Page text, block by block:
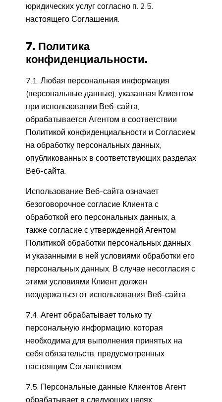
юридических услуг согласно п. 2.5.
настоящего Соглашения.
7. Политика
конфиденциальности.
7.1. Любая персональная информация
(персональные данные), указанная Клиентом
при использовании Веб-сайта,
обрабатывается Агентом в соответствии
Политикой конфиденциальности и Согласием
на обработку персональных данных,
опубликованных в соответствующих разделах
Веб-сайта.
Использование Веб-сайта означает
безоговорочное согласие Клиента с
обработкой его персональных данных, а
также согласие с утвержденной Агентом
Политикой обработки персональных данных
и указанными в ней условиями обработки его
персональных данных. В случае несогласия с
этими условиями Клиент должен
воздержаться от использования Веб-сайта.
7.4. Агент обрабатывает только ту
персональную информацию, которая
необходима для выполнения принятых на
себя обязательств, предусмотренных
настоящим Соглашением.
7.5. Персональные данные Клиентов Агент
обрабатывает в следующих целях: